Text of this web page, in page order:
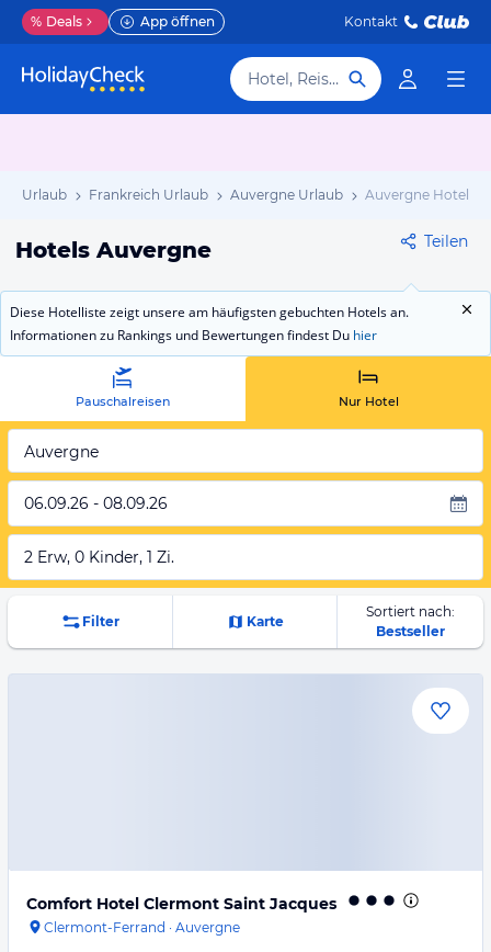
% Deals App öffnen Kontakt
Hotel, Reiseziel
Urlaub Frankreich Urlaub Auvergne Urlaub Auvergne Hotels
Hotels Auvergne Teilen
Diese Hotelliste zeigt unsere am häufigsten gebuchten Hotels an.
Informationen zu Rankings und Bewertungen findest Du hier
Pauschalreisen Nur Hotel
Auvergne
06.09.26 - 08.09.26
2 Erw, 0 Kinder, 1 Zi.
Filter Karte
Sortiert nach:
Bestseller
Comfort Hotel Clermont Saint Jacques
Clermont-Ferrand · Auvergne